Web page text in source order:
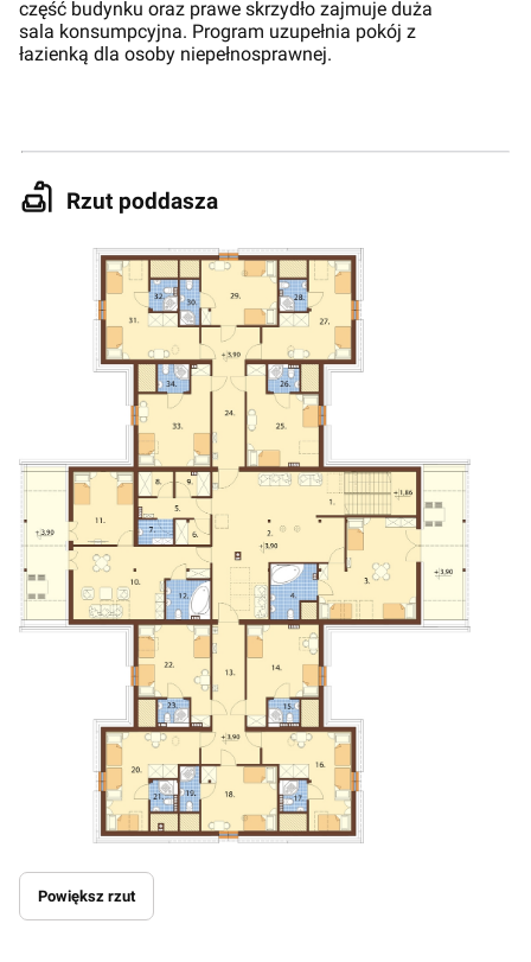
część budynku oraz prawe skrzydło zajmuje duża
sala konsumpcyjna. Program uzupełnia pokój z
łazienką dla osoby niepełnosprawnej.
Rzut poddasza
Powiększ rzut